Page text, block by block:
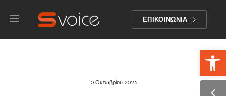
ΕΠΙΚΟΙΝΩΝΙΑ
10 Οκτωβρίου 2025